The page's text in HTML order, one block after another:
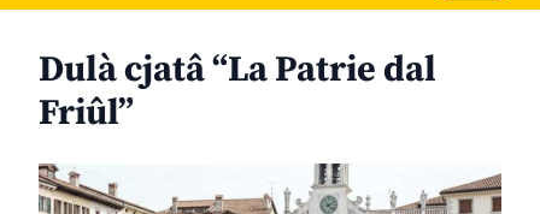
Dulà cjatâ “La Patrie dal
Friûl”